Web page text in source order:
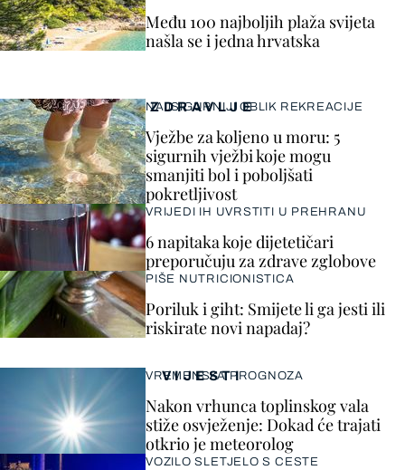
VIJESTI
VREMENSKA PROGNOZA
Nakon vrhunca toplinskog vala
stiže osvježenje: Dokad će trajati
otkrio je meteorolog
VOZILO SLETJELO S CESTE
ZDRAVLJE
NAJSIGURNIJI OBLIK REKREACIJE
Vježbe za koljeno u moru: 5
sigurnih vježbi koje mogu
smanjiti bol i poboljšati
pokretljivost
VRIJEDI IH UVRSTITI U PREHRANU
6 napitaka koje dijetetičari
preporučuju za zdrave zglobove
PIŠE NUTRICIONISTICA
Poriluk i giht: Smijete li ga jesti ili
riskirate novi napadaj?
Među 100 najboljih plaža svijeta
našla se i jedna hrvatska